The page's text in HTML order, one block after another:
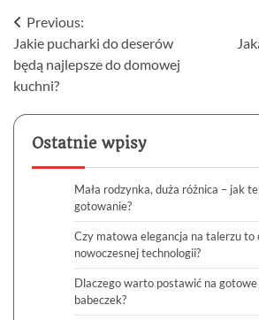
Nawigacja
wpisu
Previous:
Jakie pucharki do deserów
będą najlepsze do domowej
kuchni?
Ostatnie wpisy
Mała rodzynka, duża różnica – jak
gotowanie?
Czy matowa elegancja na talerzu to
nowoczesnej technologii?
Dlaczego warto postawić na
babeczek?